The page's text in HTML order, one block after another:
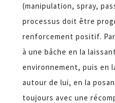
(manipulation, spray,
processus doit être
renforcement positif.
à une bâche en la
environnement, puis en
autour de lui, en la
toujours avec une